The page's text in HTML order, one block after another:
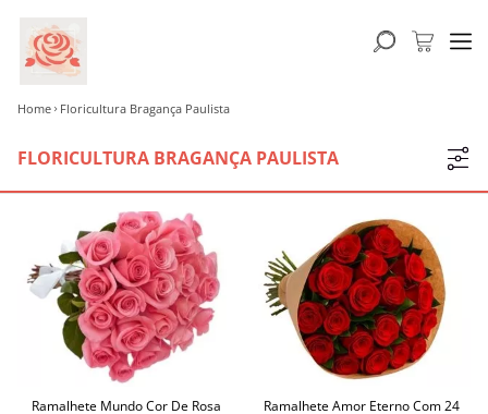
Home Floricultura Bragança Paulista
FLORICULTURA BRAGANÇA PAULISTA
Ramalhete Mundo Cor De Rosa
Ramalhete Amor Eterno Com 24